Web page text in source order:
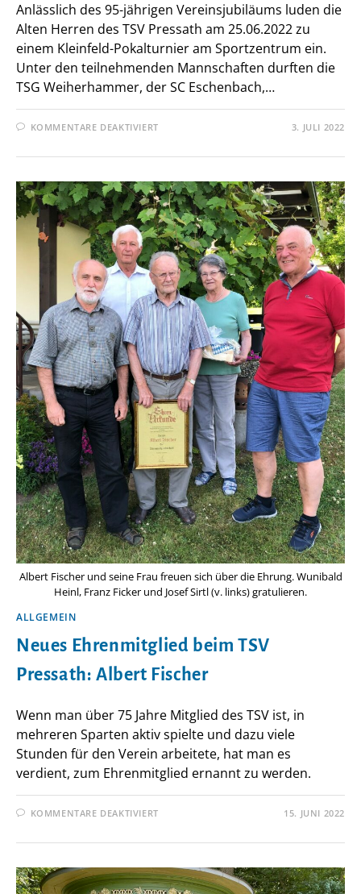
Anlässlich des 95-jährigen Vereinsjubiläums luden die
Alten Herren des TSV Pressath am 25.06.2022 zu
einem Kleinfeld-Pokalturnier am Sportzentrum ein.
Unter den teilnehmenden Mannschaften durften die
TSG Weiherhammer, der SC Eschenbach,…
KOMMENTARE DEAKTIVIERTFÜR
ALTEN
3. JULI 2022
Albert Fischer und seine Frau freuen sich über die Ehrung. Wunibald
Heinl, Franz Ficker und Josef Sirtl (v. links) gratulieren.
ALLGEMEIN
Neues Ehrenmitglied beim TSV
Pressath: Albert Fischer
Wenn man über 75 Jahre Mitglied des TSV ist, in
mehreren Sparten aktiv spielte und dazu viele
Stunden für den Verein arbeitete, hat man es
verdient, zum Ehrenmitglied ernannt zu werden.
KOMMENTARE DEAKTIVIERTFÜR
BEIM
PRESSATH:
ALBERT
FISCHER
15. JUNI 2022